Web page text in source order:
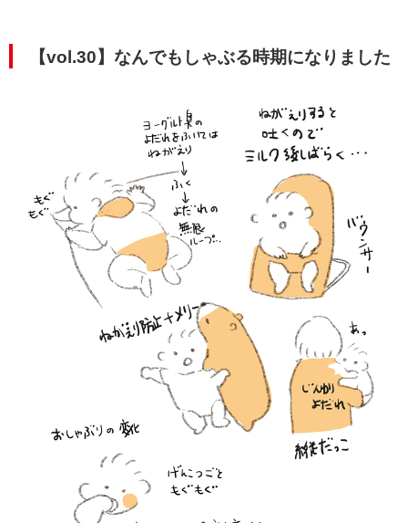
【vol.30】なんでもしゃぶる時期になりました